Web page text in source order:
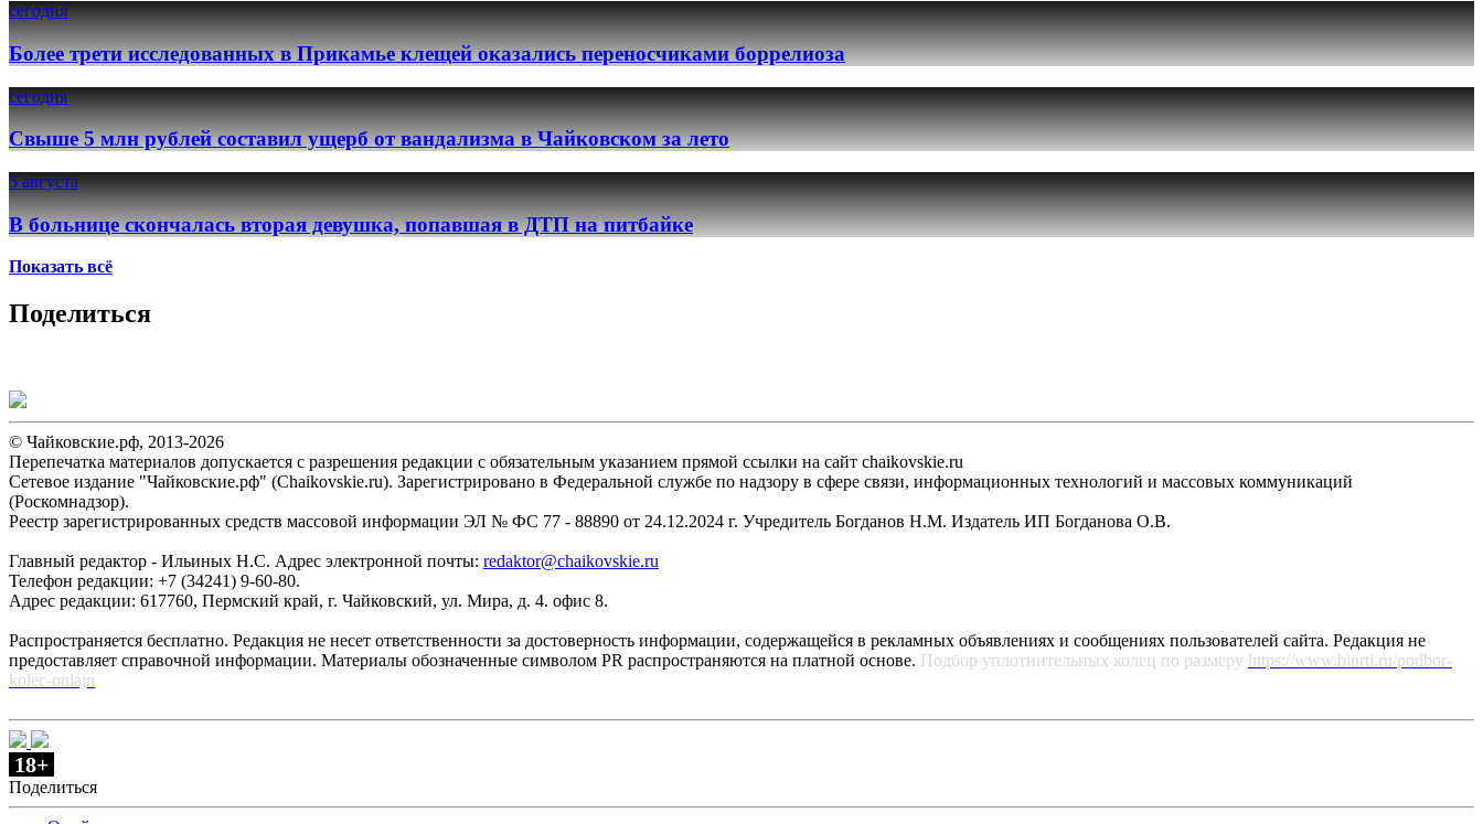
сегодня
Более трети исследованных в Прикамье клещей оказались переносчиками боррелиоза
сегодня
Свыше 5 млн рублей составил ущерб от вандализма в Чайковском за лето
5 августа
В больнице скончалась вторая девушка, попавшая в ДТП на питбайке
Показать всё
Поделиться
© Чайковские.рф, 2013-2026
Перепечатка материалов допускается с разрешения редакции с обязательным указанием прямой ссылки на сайт chaikovskie.ru
Сетевое издание "Чайковские.рф" (Chaikovskie.ru). Зарегистрировано в Федеральной службе по надзору в сфере связи, информационных технологий и массовых коммуникаций
(Роскомнадзор).
Реестр зарегистрированных средств массовой информации ЭЛ № ФС 77 - 88890 от 24.12.2024 г. Учредитель Богданов Н.М. Издатель ИП Богданова О.В.
Главный редактор - Ильиных Н.С. Адрес электронной почты: redaktor@chaikovskie.ru
Телефон редакции: +7 (34241) 9-60-80.
Адрес редакции: 617760, Пермский край, г. Чайковский, ул. Мира, д. 4. офис 8.
Распространяется бесплатно. Редакция не несет ответственности за достоверность информации, содержащейся в рекламных объявлениях и сообщениях пользователей сайта. Редакция не
предоставляет справочной информации. Материалы обозначенные символом PR распространяются на платной основе. Подбор уплотнительных колец по размеру https://www.binrti.ru/podbor-
kolec-onlajn
18+
Поделиться